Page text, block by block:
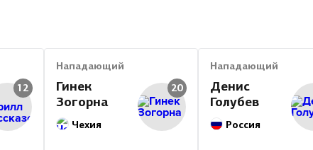
12
Нападающий
Гинек
Зогорна
Чехия
20
Нападающий
Денис
Голубев
Россия